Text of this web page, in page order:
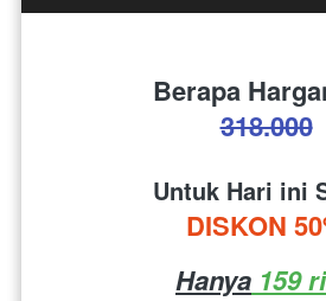
Berapa
318.000
Untuk Hari ini
DISKON
Hanya 159